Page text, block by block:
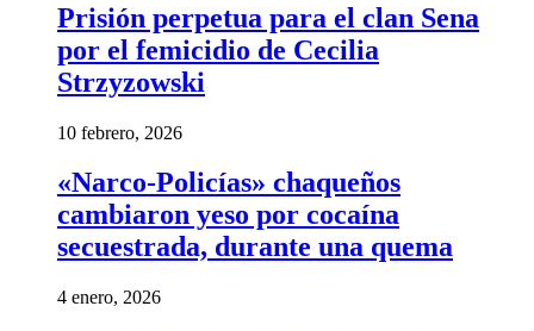
Prisión perpetua para el clan Sena
por el femicidio de Cecilia
Strzyzowski
10 febrero, 2026
«Narco-Policías» chaqueños
cambiaron yeso por cocaína
secuestrada, durante una quema
4 enero, 2026